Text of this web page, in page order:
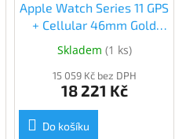
Apple Watch Series 11 GPS
+ Cellular 46mm Gold
Titanium + Sport Band -
S/M (MFD54MP/A)
Skladem (1 ks)
15 059 Kč bez DPH
18 221 Kč
Do košíku